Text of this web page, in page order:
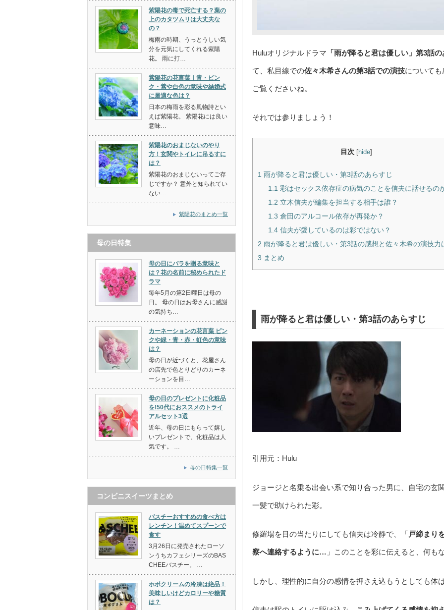
Huluオリジナルドラマ 「雨が降ると君は優しい」第3話
て、私目線での佐々木希さんの第3話での演技について
ご覧くださいね。
それでは参りましょう！
目次 [hide]
1 雨が降ると君は優しい・第3話のあらすじ
1.1 彩はセックス依存症の病気のことを信夫に話せるの
1.2 立木信夫が編集を担当する相手は誰？
1.3 倉田のアルコール依存が再発か？
1.4 信夫が愛しているのは彩ではない？
2 雨が降ると君は優しい・第3話の感想と佐々木希の演技力
3 まとめ
雨が降ると君は優しい・第3話のあらすじ
引用元：Hulu
ジョージと名乗る出会い系で知り合った男に、自宅の玄
一髪で助けられた彩。
修羅場を目の当たりにしても信夫は冷静で、「 戸締まり
察へ連絡するように… 」このことを彩に伝えると、何も
しかし、理性的に自分の感情を押さえ込もうとしても体
紫陽花の毒で死亡する？葉の
上のカタツムリは大丈夫な
の？
梅雨の時期、うっとうしい気
分を元気にしてくれる紫陽
花。 雨に打…
紫陽花の花言葉｜青・ピン
ク・紫や白色の意味や結婚式
に最適な色は？
日本の梅雨を彩る風物詩とい
えば紫陽花。 紫陽花には良い
意味…
紫陽花のおまじないのやり
方！玄関やトイレに吊るすに
は？
紫陽花のおまじないってご存
じですか？ 意外と知られてい
ない…
紫陽花のまとめ一覧
母の日特集
母の日にバラを贈る意味と
は？花の名前に秘められたド
ラマ
毎年5月の第2日曜日は母の
日。 母の日はお母さんに感謝
の気持ち…
カーネーションの花言葉 ピン
クや緑・青・赤・虹色の意味
は？
母の日が近づくと、花屋さん
の店先で色とりどりのカーネ
ーションを目…
母の日のプレゼントに化粧品
を!50代におススメのトライ
アルセット3選
近年、母の日にもらって嬉し
いプレゼントで、化粧品は人
気です。 …
母の日特集一覧
コンビニスイーツまとめ
バスチーおすすめの食べ方は
レンチン！温めてスプーンで
食す
3月26日に発売されたローソ
ンうちカフェシリーズのBAS
CHEEバスチー。 …
ホボクリームの冷凍は絶品！
美味しいけどカロリーや糖質
は？